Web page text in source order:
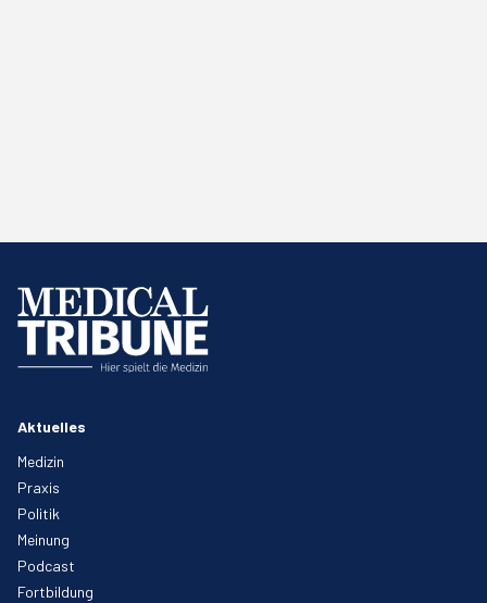
Aktuelles
Medizin
Praxis
Politik
Meinung
Podcast
Fortbildung